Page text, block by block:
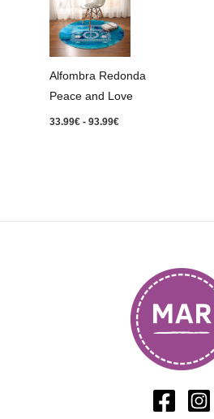
Alfombra Redonda
Peace and Love
33.99€ - 93.99€
precios:
desde
33.99€
hasta
93.99€